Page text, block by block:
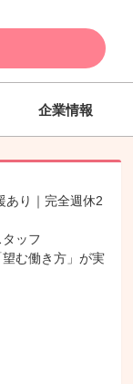
企業情報
あり｜完全週休2
ッフ
む働き方」が実